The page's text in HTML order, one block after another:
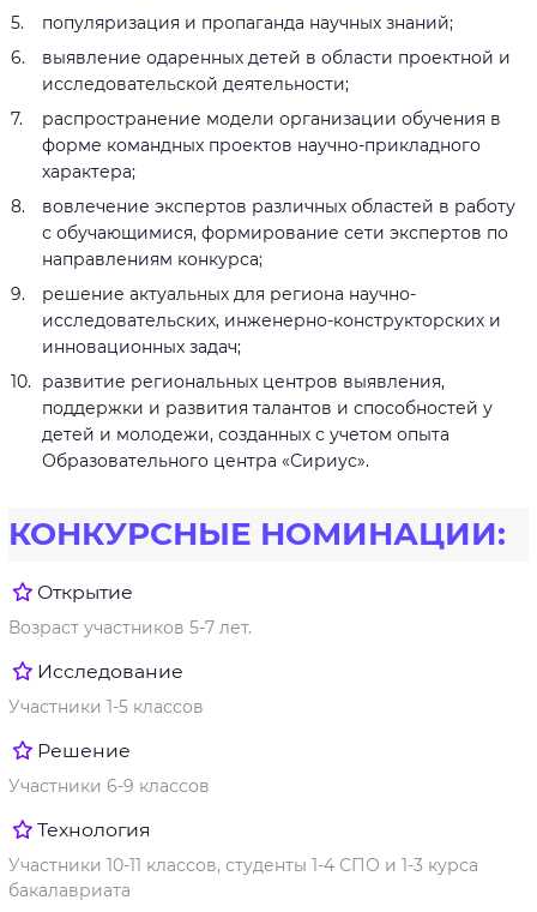
популяризация и пропаганда научных знаний;
выявление одаренных детей в области проектной и
исследовательской деятельности;
распространение модели организации обучения в
форме командных проектов научно-прикладного
характера;
вовлечение экспертов различных областей в работу
с обучающимися, формирование сети экспертов по
направлениям конкурса;
решение актуальных для региона научно-
исследовательских, инженерно-конструкторских и
инновационных задач;
развитие региональных центров выявления,
поддержки и развития талантов и способностей у
детей и молодежи, созданных с учетом опыта
Образовательного центра «Сириус».
КОНКУРСНЫЕ НОМИНАЦИИ:
Открытие
Возраст участников 5-7 лет.
Исследование
Участники 1-5 классов
Решение
Участники 6-9 классов
Технология
Участники 10-11 классов, студенты 1-4 СПО и 1-3 курса
бакалавриата